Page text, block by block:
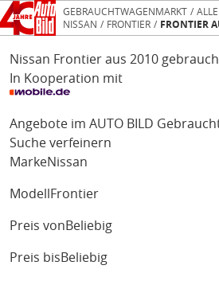
GEBRAUCHTWAGENMARKT
NISSAN
FRONTIER FRONTIER
Nissan Frontier aus 2010
In Kooperation mit
Angebote im AUTO BILD
Suche verfeinern
MarkeNissan
Modell Frontier
Preis von Beliebig
Preis bis Beliebig